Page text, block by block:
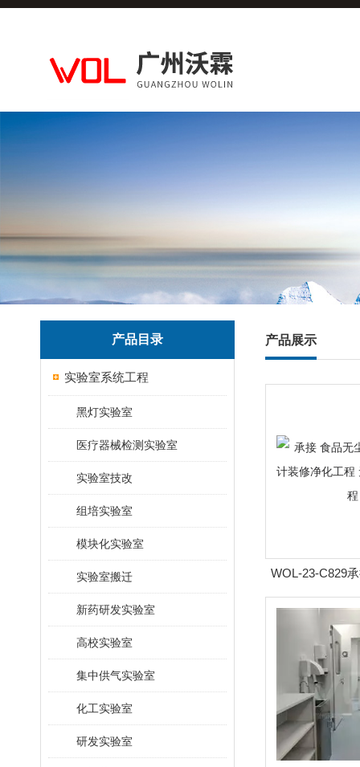
产品目录
实验室系统工程
黑灯实验室
医疗器械检测实验室
实验室技改
组培实验室
模块化实验室
实验室搬迁
新药研发实验室
高校实验室
集中供气实验室
化工实验室
研发实验室
产品展示
WOL-23-C829
工车间 设计装